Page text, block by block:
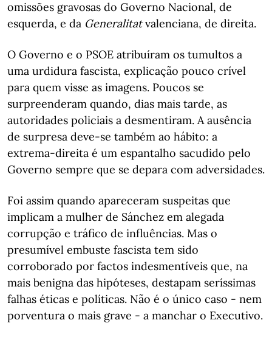
omissões gravosas do Governo Nacional, de
esquerda, e da Generalitatvalenciana, de direita.
O Governo e o PSOE atribuíram os tumultos a
uma urdidura fascista, explicação pouco crível
para quem visse as imagens. Poucos se
surpreenderam quando, dias mais tarde, as
autoridades policiais a desmentiram. A ausência
de surpresa deve-se também ao hábito: a
extrema-direita é um espantalho sacudido pelo
Governo sempre que se depara com adversidades.
Foi assim quando apareceram suspeitas que
implicam a mulher de Sánchez em alegada
corrupção e tráfico de influências. Mas o
presumível embuste fascista tem sido
corroborado por factos indesmentíveis que, na
mais benigna das hipóteses, destapam seríssimas
falhas éticas e políticas. Não é o único caso - nem
porventura o mais grave - a manchar o Executivo.